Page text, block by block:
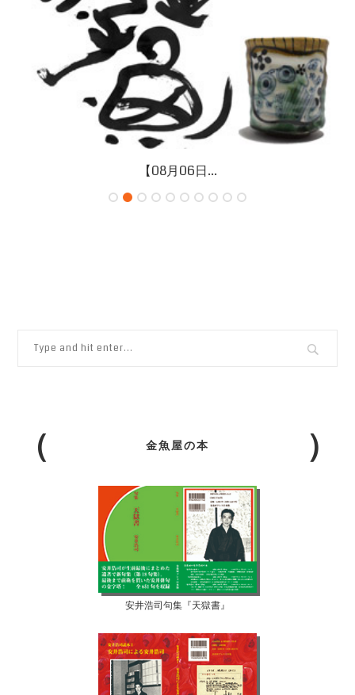
【08月06日...
金魚屋の本
安井浩司句集『天獄書』